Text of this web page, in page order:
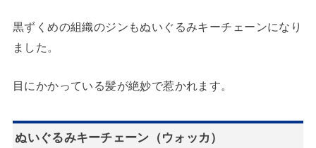
黒ずくめの組織のジンもぬいぐるみキーチェーンになり
ました。
目にかかっている髪が絶妙で惹かれます。
ぬいぐるみキーチェーン（ウォッカ）